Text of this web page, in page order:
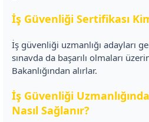
İş Güvenliği Sertifikası
İş güvenliği uzmanlığı adayları
sınavda da başarılı olmaları
Bakanlığından alırlar.
İş Güvenliği
Nasıl Sağlanır?